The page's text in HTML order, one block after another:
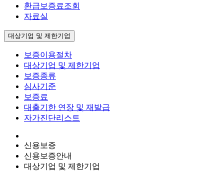
환급보증료조회
자료실
대상기업 및 제한기업
보증이용절차
대상기업 및 제한기업
보증종류
심사기준
보증료
대출기한 연장 및 재발급
자가진단리스트
신용보증
신용보증안내
대상기업 및 제한기업